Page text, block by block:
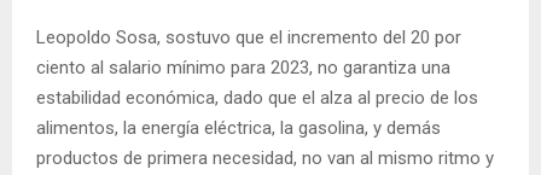
Leopoldo Sosa, sostuvo que el incremento del 20 por
ciento al salario mínimo para 2023, no garantiza una
estabilidad económica, dado que el alza al precio de los
alimentos, la energía eléctrica, la gasolina, y demás
productos de primera necesidad, no van al mismo ritmo y